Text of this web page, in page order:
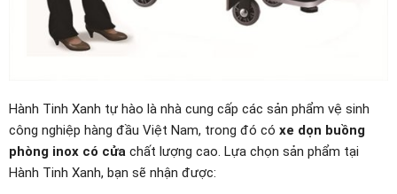
Hành Tinh Xanh tự hào là nhà cung cấp các sản phẩm vệ sinh
công nghiệp hàng đầu Việt Nam, trong đó có xe dọn buồng
phòng inox có cửa chất lượng cao. Lựa chọn sản phẩm tại
Hành Tinh Xanh, bạn sẽ nhận được: